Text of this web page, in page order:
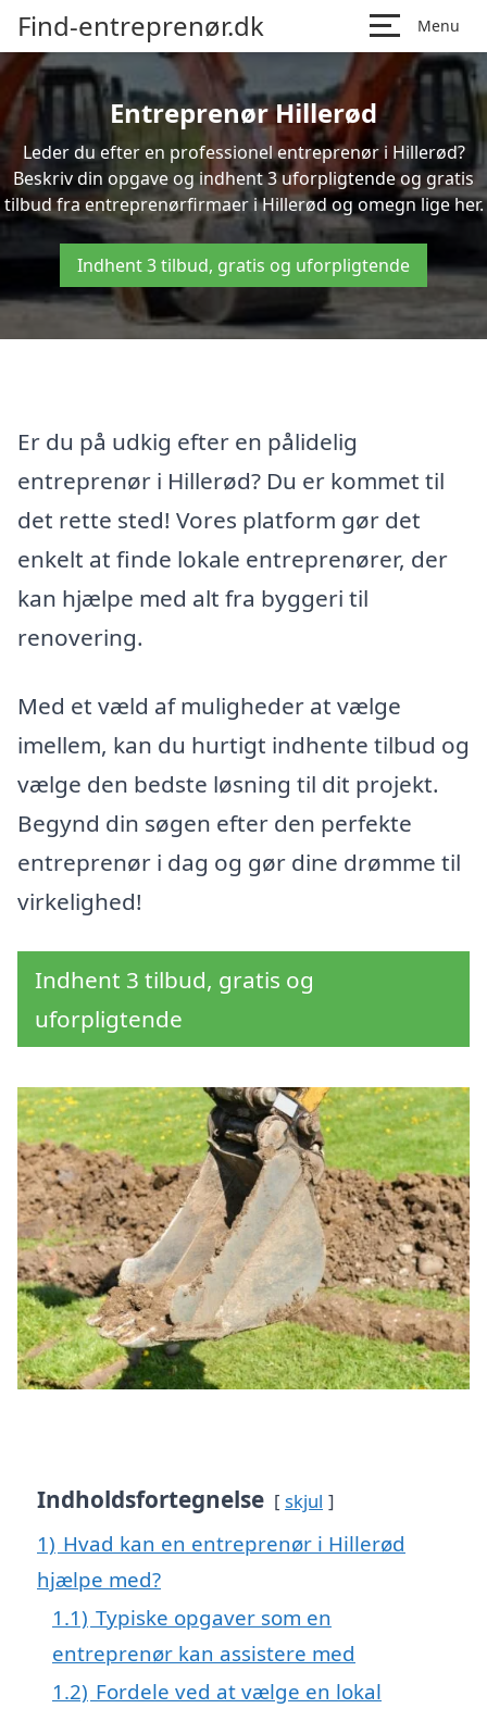
Find-entreprenør.dk Menu
Entreprenør Hillerød
Leder du efter en professionel entreprenør i Hillerød?
Beskriv din opgave og indhent 3 uforpligtende og gratis
tilbud fra entreprenørfirmaer i Hillerød og omegn lige her.
Indhent 3 tilbud, gratis og uforpligtende
Er du på udkig efter en pålidelig
entreprenør i Hillerød? Du er kommet til
det rette sted! Vores platform gør det
enkelt at finde lokale entreprenører, der
kan hjælpe med alt fra byggeri til
renovering.
Med et væld af muligheder at vælge
imellem, kan du hurtigt indhente tilbud og
vælge den bedste løsning til dit projekt.
Begynd din søgen efter den perfekte
entreprenør i dag og gør dine drømme til
virkelighed!
Indhent 3 tilbud, gratis og
uforpligtende
Indholdsfortegnelse skjul
1) Hvad kan en entreprenør i Hillerød
hjælpe med?
1.1) Typiske opgaver som en
entreprenør kan assistere med
1.2) Fordele ved at vælge en lokal